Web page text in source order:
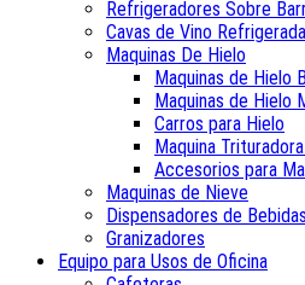
Refrigeradores Sobre
Cavas de Vino
Maquinas De Hielo
Maquinas de Hielo
Maquinas de Hielo
Carros para Hielo
Maquina
Accesorios para
Maquinas de Nieve
Dispensadores de
Granizadores
Equipo para Usos de Oficina